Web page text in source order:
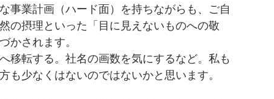
事業計画（ハード面）を持ちながらも、ご自
の摂理といった「目に見えないものへの敬
かされます。
転する。社名の画数を気にするなど。私も
少なくはないのではないかと思います。